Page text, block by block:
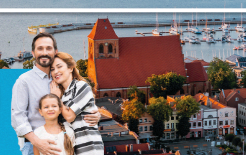
Twoją prywatność. Możesz zmienić ustawienia
lub zaakceptować je wszystkie. W dowolnym
możesz dokonać zmiany swoich ustawień.
pliki cookies służą do prawidłowego
strony internetowej i umożliwiają Ci
korzystanie z oferowanych przez nas usług.
cookies odpowiadają na podejmowane przez Ciebie
w celu m.in. dostosowania Twoich ustawień
prywatności, logowania czy wypełniania
Dzięki plikom cookies strona, z której korzystasz,
działać bez zakłóceń.i personalizacyjne